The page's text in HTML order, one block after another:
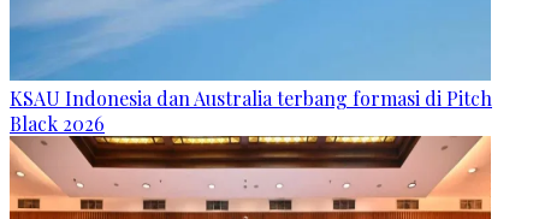
KSAU Indonesia dan Australia terbang formasi di Pitch
Black 2026